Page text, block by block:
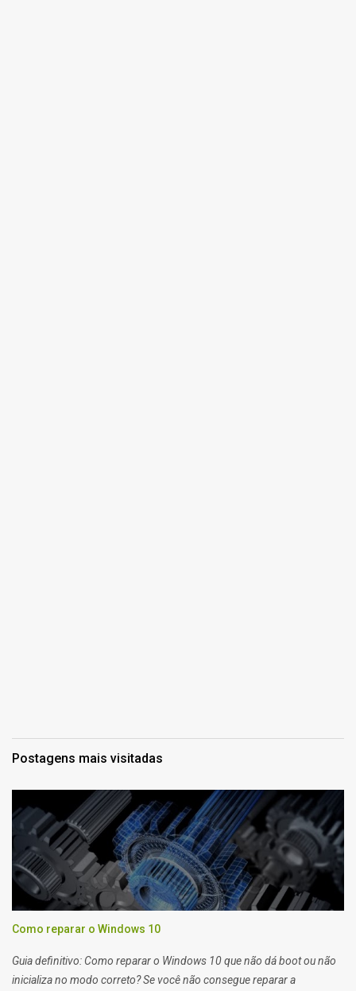
Postagens mais visitadas
Como reparar o Windows 10
Guia definitivo: Como reparar o Windows 10 que não dá boot ou não
inicializa no modo correto? Se você não consegue reparar a